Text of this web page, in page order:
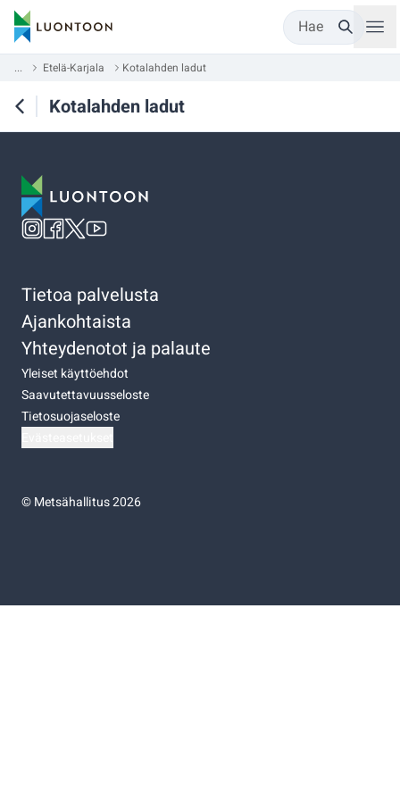
Hae
... Etelä-Karjala Kotalahden ladut
Kotalahden ladut
Tietoa palvelusta
Ajankohtaista
Yhteydenotot ja palaute
Yleiset käyttöehdot
Saavutettavuusseloste
Tietosuojaseloste
©Metsähallitus 2026